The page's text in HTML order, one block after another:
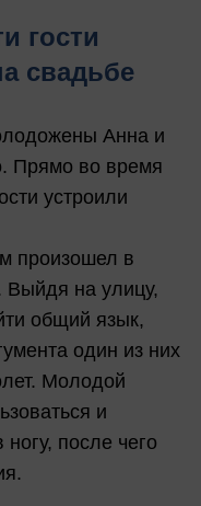
гости
свадьбе
Анна и
Прямо во время
устроили
произошел в
Выйдя на улицу,
общий язык,
один из них
Молодой
и
после чего